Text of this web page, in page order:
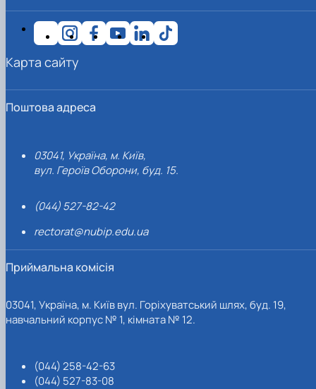
Поштова адреса
03041, Україна, м. Київ,
вул. Героїв Оборони, буд. 15.
(044) 527-82-42
rectorat@nubip.edu.ua
Приймальна комісія
03041, Україна, м. Київ вул. Горіхуватський шлях, буд. 19,
навчальний корпус № 1, кімната № 12.
(044) 258-42-63
(044) 527-83-08
Карта сайту